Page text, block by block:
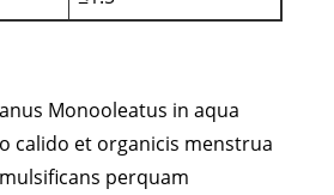
Monooleatus in aqua
calido et organicis menstrua
perquam